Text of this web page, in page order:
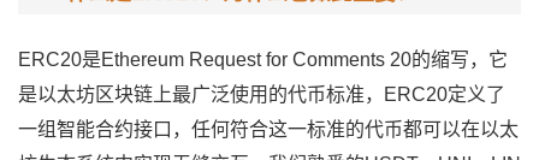
ERC20是Ethereum Request for Comments 20的缩写，它
是以太坊区块链上最广泛使用的代币标准，ERC20定义了
一组智能合约接口，任何符合这一标准的代币都可以在以太